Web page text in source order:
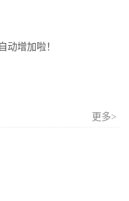
动增加啦！
更多>